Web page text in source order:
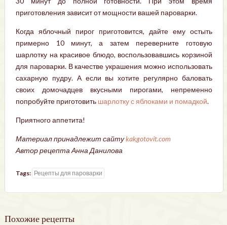
приготовления зависит от мощности вашей пароварки.
Когда яблочный пирог приготовится, дайте ему остыть
примерно 10 минут, а затем переверните готовую
шарлотку на красивое блюдо, воспользовавшись корзиной
для пароварки. В качестве украшения можно использовать
сахарную пудру. А если вы хотите регулярно баловать
своих домочадцев вкусными пирогами, непременно
попробуйте приготовить шарлотку с яблоками и помадкой.
Приятного аппетита!
Материал принадлежит сайтуkakgotovit.com
Автор рецепта Анна Данилова
Tags: Рецепты для пароварки
Похожие рецепты